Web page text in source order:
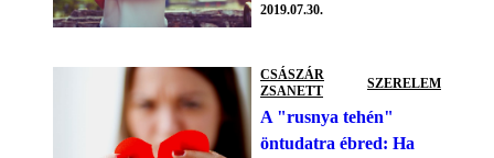
2019.07.30.
CSÁSZÁR
ZSANETT
SZERELEM
A "rusnya tehén"
öntudatra ébred: Ha